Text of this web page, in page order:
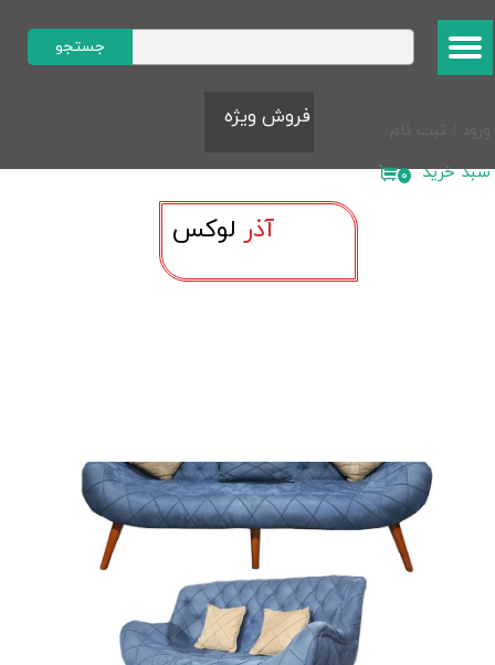
حساب کاربری من
خروج از حساب کاربری
جستجو
​​​فروش ویژه​​​​​​​
۰ سبد خرید
آذر لوک​​​​​​​س